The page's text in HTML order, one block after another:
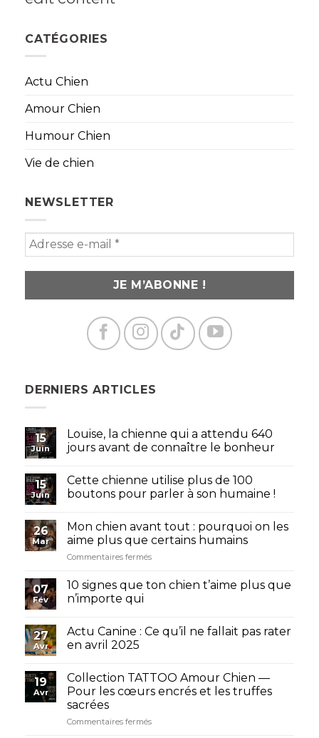
CATÉGORIES
Actu Chien
Amour Chien
Humour Chien
Vie de chien
NEWSLETTER
DERNIERS ARTICLES
15
Juin
Louise, la chienne qui a attendu 640
jours avant de connaître le bonheur
15
Juin
Cette chienne utilise plus de 100
boutons pour parler à son humaine !
26
Mar
Mon chien avant tout : pourquoi on les
aime plus que certains humains
Commentaires ferméssur
chien
pourquoi
plus
que
07
Fév
10 signes que ton chien t’aime plus que
n’importe qui
27
Avr
Actu Canine : Ce qu’il ne fallait pas rater
en avril 2025
19
Avr
Collection TATTOO Amour Chien —
Pour les cœurs encrés et les truffes
sacrées
Commentaires ferméssur